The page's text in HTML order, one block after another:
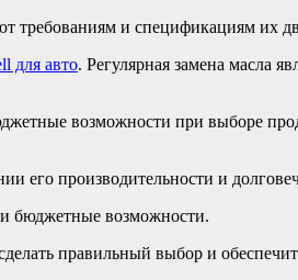
требованиям и спецификациям их
для авто. Регулярная замена масла
возможности при выборе
его производительности и
бюджетные возможности.
правильный выбор и